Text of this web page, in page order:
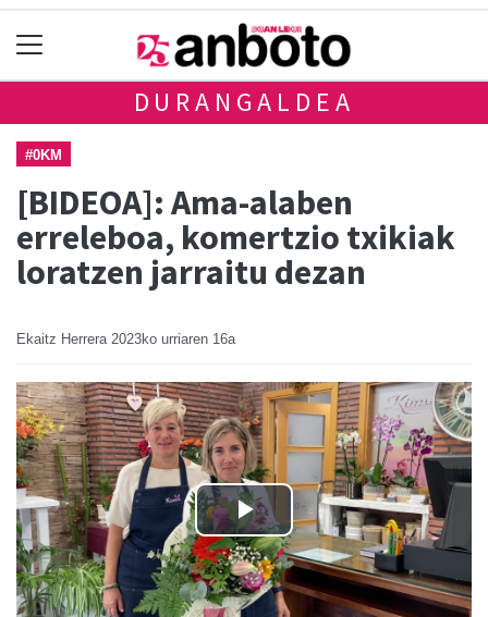
DURANGALDEA
#0KM
[BIDEOA]: Ama-alaben
erreleboa, komertzio txikiak
loratzen jarraitu dezan
Ekaitz Herrera 2023ko urriaren 16a